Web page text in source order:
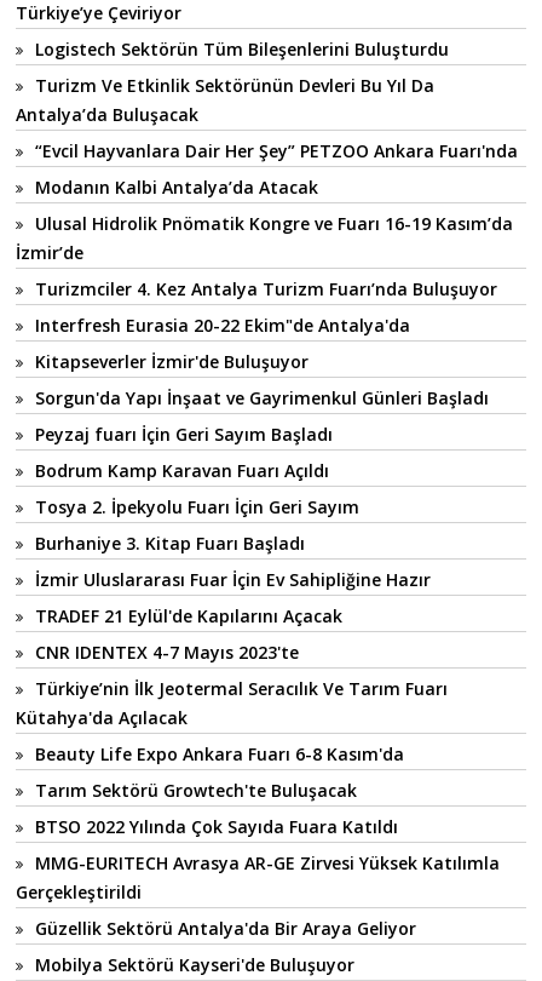
Türkiye’ye Çeviriyor
Logistech Sektörün Tüm Bileşenlerini Buluşturdu
Turizm Ve Etkinlik Sektörünün Devleri Bu Yıl Da
Antalya’da Buluşacak
“Evcil Hayvanlara Dair Her Şey” PETZOO Ankara Fuarı'nda
Modanın Kalbi Antalya’da Atacak
Ulusal Hidrolik Pnömatik Kongre ve Fuarı 16-19 Kasım’da
İzmir’de
Turizmciler 4. Kez Antalya Turizm Fuarı’nda Buluşuyor
Interfresh Eurasia 20-22 Ekim"de Antalya'da
Kitapseverler İzmir'de Buluşuyor
Sorgun'da Yapı İnşaat ve Gayrimenkul Günleri Başladı
Peyzaj fuarı İçin Geri Sayım Başladı
Bodrum Kamp Karavan Fuarı Açıldı
Tosya 2. İpekyolu Fuarı İçin Geri Sayım
Burhaniye 3. Kitap Fuarı Başladı
İzmir Uluslararası Fuar İçin Ev Sahipliğine Hazır
TRADEF 21 Eylül'de Kapılarını Açacak
CNR IDENTEX 4-7 Mayıs 2023'te
Türkiye’nin İlk Jeotermal Seracılık Ve Tarım Fuarı
Kütahya'da Açılacak
Beauty Life Expo Ankara Fuarı 6-8 Kasım'da
Tarım Sektörü Growtech'te Buluşacak
BTSO 2022 Yılında Çok Sayıda Fuara Katıldı
MMG-EURITECH Avrasya AR-GE Zirvesi Yüksek Katılımla
Gerçekleştirildi
Güzellik Sektörü Antalya'da Bir Araya Geliyor
Mobilya Sektörü Kayseri'de Buluşuyor